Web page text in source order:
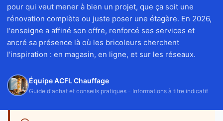
pour qui veut mener à bien un projet, que ça soit une
rénovation complète ou juste poser une étagère. En 2026,
l'enseigne a affiné son offre, renforcé ses services et
ancré sa présence là où les bricoleurs cherchent
l'inspiration : en magasin, en ligne, et sur les réseaux.
Équipe ACFL Chauffage
Guide d'achat et conseils pratiques - Informations à titre indicatif